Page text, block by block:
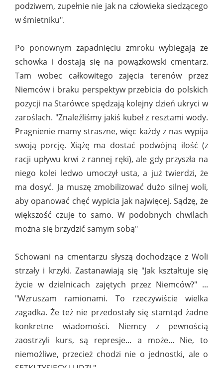
podziwem, zupełnie nie jak na człowieka siedzącego
w śmietniku".
Po ponownym zapadnięciu zmroku wybiegają ze
schowka i dostają się na powązkowski cmentarz.
Tam wobec całkowitego zajęcia terenów przez
Niemców i braku perspektyw przebicia do polskich
pozycji na Starówce spędzają kolejny dzień ukryci w
zaroślach. "Znaleźliśmy jakiś kubeł z resztami wody.
Pragnienie mamy straszne, więc każdy z nas wypija
swoją porcję. Xiążę ma dostać podwójną ilość (z
racji upływu krwi z rannej ręki), ale gdy przyszła na
niego kolei ledwo umoczył usta, a już twierdzi, że
ma dosyć. Ja muszę zmobilizować dużo silnej woli,
aby opanować chęć wypicia jak najwięcej. Sądzę, że
większość czuje to samo. W podobnych chwilach
można się brzydzić samym sobą"
Schowani na cmentarzu słyszą dochodzące z Woli
strzały i krzyki. Zastanawiają się "Jak kształtuje się
życie w dzielnicach zajętych przez Niemców?" ...
"Wzruszam ramionami. To rzeczywiście wielka
zagadka. Że też nie przedostały się stamtąd żadne
konkretne wiadomości. Niemcy z pewnością
zaostrzyli kurs, są represje... a może... Nie, to
niemożliwe, przecież chodzi nie o jednostki, ale o